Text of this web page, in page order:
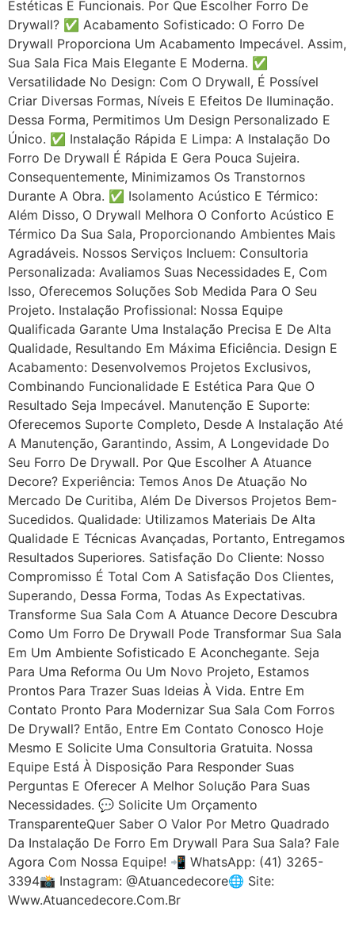
Estéticas E Funcionais. Por Que Escolher Forro De
Drywall? ✅ Acabamento Sofisticado: O Forro De
Drywall Proporciona Um Acabamento Impecável. Assim,
Sua Sala Fica Mais Elegante E Moderna. ✅
Versatilidade No Design: Com O Drywall, É Possível
Criar Diversas Formas, Níveis E Efeitos De Iluminação.
Dessa Forma, Permitimos Um Design Personalizado E
Único. ✅ Instalação Rápida E Limpa: A Instalação Do
Forro De Drywall É Rápida E Gera Pouca Sujeira.
Consequentemente, Minimizamos Os Transtornos
Durante A Obra. ✅ Isolamento Acústico E Térmico:
Além Disso, O Drywall Melhora O Conforto Acústico E
Térmico Da Sua Sala, Proporcionando Ambientes Mais
Agradáveis. Nossos Serviços Incluem: Consultoria
Personalizada: Avaliamos Suas Necessidades E, Com
Isso, Oferecemos Soluções Sob Medida Para O Seu
Projeto. Instalação Profissional: Nossa Equipe
Qualificada Garante Uma Instalação Precisa E De Alta
Qualidade, Resultando Em Máxima Eficiência. Design E
Acabamento: Desenvolvemos Projetos Exclusivos,
Combinando Funcionalidade E Estética Para Que O
Resultado Seja Impecável. Manutenção E Suporte:
Oferecemos Suporte Completo, Desde A Instalação Até
A Manutenção, Garantindo, Assim, A Longevidade Do
Seu Forro De Drywall. Por Que Escolher A Atuance
Decore? Experiência: Temos Anos De Atuação No
Mercado De Curitiba, Além De Diversos Projetos Bem-
Sucedidos. Qualidade: Utilizamos Materiais De Alta
Qualidade E Técnicas Avançadas, Portanto, Entregamos
Resultados Superiores. Satisfação Do Cliente: Nosso
Compromisso É Total Com A Satisfação Dos Clientes,
Superando, Dessa Forma, Todas As Expectativas.
Transforme Sua Sala Com A Atuance Decore Descubra
Como Um Forro De Drywall Pode Transformar Sua Sala
Em Um Ambiente Sofisticado E Aconchegante. Seja
Para Uma Reforma Ou Um Novo Projeto, Estamos
Prontos Para Trazer Suas Ideias À Vida. Entre Em
Contato Pronto Para Modernizar Sua Sala Com Forros
De Drywall? Então, Entre Em Contato Conosco Hoje
Mesmo E Solicite Uma Consultoria Gratuita. Nossa
Equipe Está À Disposição Para Responder Suas
Perguntas E Oferecer A Melhor Solução Para Suas
Necessidades. 💬 Solicite Um Orçamento
TransparenteQuer Saber O Valor Por Metro Quadrado
Da Instalação De Forro Em Drywall Para Sua Sala? Fale
Agora Com Nossa Equipe! 📲 WhatsApp: (41) 3265-
3394📸 Instagram: @atuancedecore🌐 Site:
Www.atuancedecore.com.br